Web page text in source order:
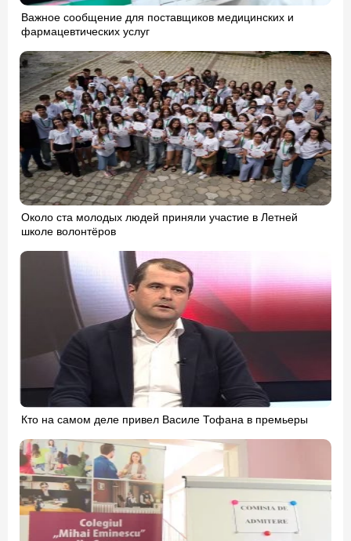
Важное сообщение для поставщиков медицинских и
фармацевтических услуг
Около ста молодых людей приняли участие в Летней
школе волонтёров
Кто на самом деле привел Василе Тофана в премьеры